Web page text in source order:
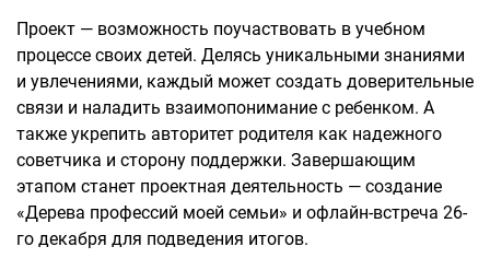
Проект — возможность поучаствовать в учебном
процессе своих детей. Делясь уникальными знаниями
и увлечениями, каждый может создать доверительные
связи и наладить взаимопонимание с ребенком. А
также укрепить авторитет родителя как надежного
советчика и сторону поддержки. Завершающим
этапом станет проектная деятельность — создание
«Дерева профессий моей семьи» и офлайн-встреча 26-
го декабря для подведения итогов.